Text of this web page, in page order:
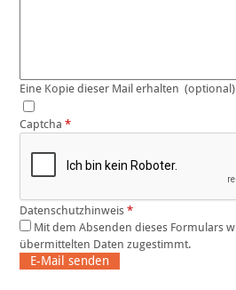
Eine Kopie dieser Mail erhalten (optional)
Captcha *
Datenschutzhinweis *
übermittelten Daten zugestimmt.
E-Mail senden